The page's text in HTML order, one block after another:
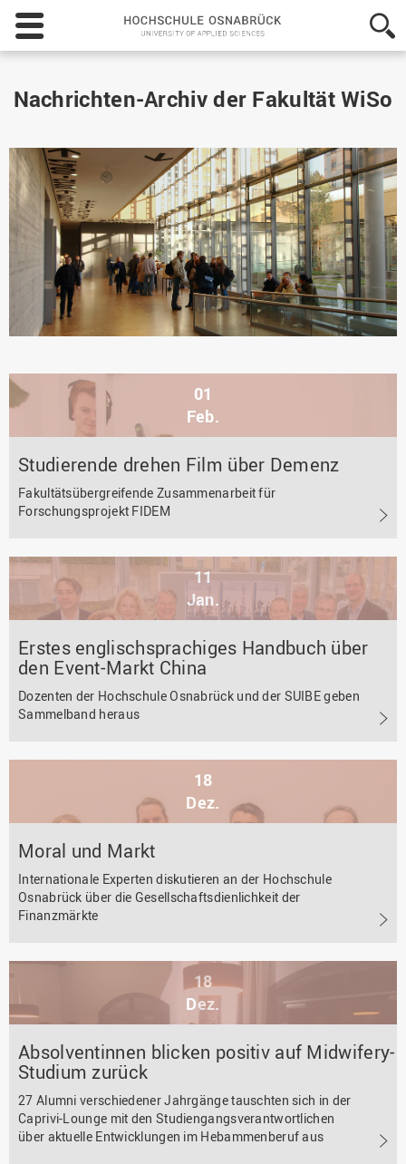
Hochschule
Osnabrück
-
of
Applied
Nachrichten-Archiv der Fakultät WiSo
01
Feb.
Studierende drehen Film über Demenz
Fakultätsübergreifende Zusammenarbeit für
Forschungsprojekt FIDEM
11
Jan.
Erstes englischsprachiges Handbuch über
den Event-Markt China
Dozenten der Hochschule Osnabrück und der SUIBE geben
Sammelband heraus
18
Dez.
Moral und Markt
Internationale Experten diskutieren an der Hochschule
Osnabrück über die Gesellschaftsdienlichkeit der
Finanzmärkte
18
Dez.
Absolventinnen blicken positiv auf Midwifery-
Studium zurück
27 Alumni verschiedener Jahrgänge tauschten sich in der
Caprivi-Lounge mit den Studiengangsverantwortlichen
über aktuelle Entwicklungen im Hebammenberuf aus